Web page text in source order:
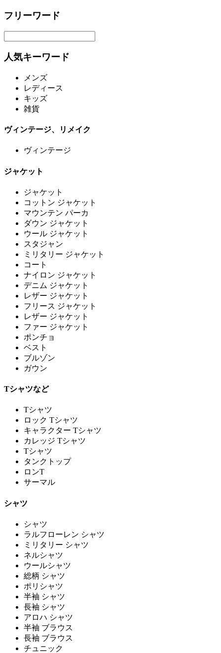
フリーワード
人気キーワード
メンズ
レディース
キッズ
雑貨
ヴィンテージ、リメイク
ヴィンテージ
ジャケット
ジャケット
コットン ジャケット
マウンテン パーカ
ダウン ジャケット
ウール ジャケット
スタジャン
ミリタリー ジャケット
コート
ナイロン ジャケット
デニム ジャケット
レザー ジャケット
フリース ジャケット
レザー ジャケット
ファー ジャケット
ポンチョ
ベスト
ブルゾン
ガウン
Tシャツなど
Tシャツ
ロック Tシャツ
キャラクター Tシャツ
カレッジ Tシャツ
Tシャツ
タンクトップ
ロンT
サーマル
シャツ
シャツ
ラルフローレン シャツ
ミリタリー シャツ
ネルシャツ
ウールシャツ
総柄 シャツ
ポリシャツ
半袖 シャツ
長袖 シャツ
アロハ シャツ
半袖 ブラウス
長袖 ブラウス
チュニック